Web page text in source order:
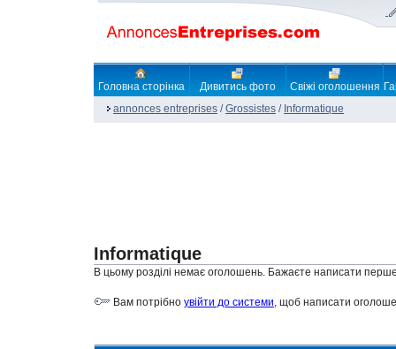
Головна сторінка Дивитись фото Свіжі оголошення
annonces entreprises /Grossistes / Informatique
Informatique
В цьому розділі немає оголошень. Бажаєте написати
Вам потрібно увійти до системи, щоб написати